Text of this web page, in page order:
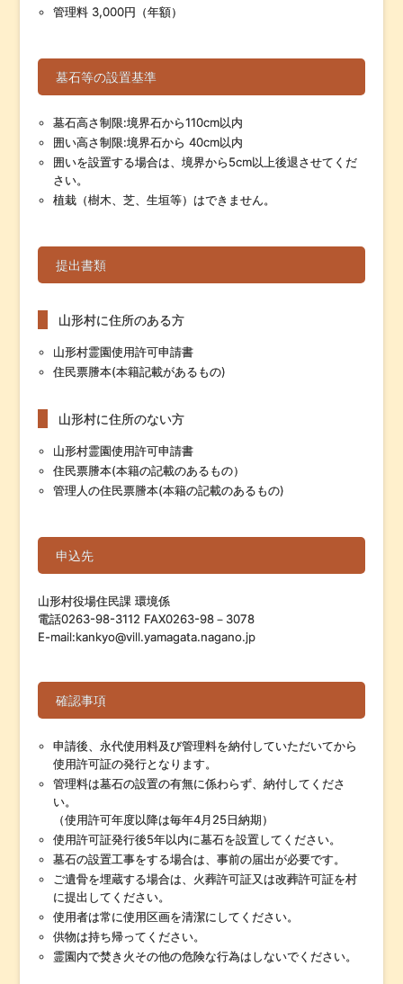
管理料 3,000円（年額）
墓石等の設置基準
墓石高さ制限:境界石から110cm以内
囲い高さ制限:境界石から 40cm以内
囲いを設置する場合は、境界から5cm以上後退させてくだ
さい。
植栽（樹木、芝、生垣等）はできません。
提出書類
山形村に住所のある方
山形村霊園使用許可申請書
住民票謄本(本籍記載があるもの)
山形村に住所のない方
山形村霊園使用許可申請書
住民票謄本(本籍の記載のあるもの）
管理人の住民票謄本(本籍の記載のあるもの)
申込先
山形村役場住民課 環境係
電話0263-98-3112 FAX0263-98－3078
E-mail:kankyo@vill.yamagata.nagano.jp
確認事項
申請後、永代使用料及び管理料を納付していただいてから
使用許可証の発行となります。
管理料は墓石の設置の有無に係わらず、納付してくださ
い。
（使用許可年度以降は毎年4月25日納期）
使用許可証発行後5年以内に墓石を設置してください。
墓石の設置工事をする場合は、事前の届出が必要です。
ご遺骨を埋蔵する場合は、火葬許可証又は改葬許可証を村
に提出してください。
使用者は常に使用区画を清潔にしてください。
供物は持ち帰ってください。
霊園内で焚き火その他の危険な行為はしないでください。